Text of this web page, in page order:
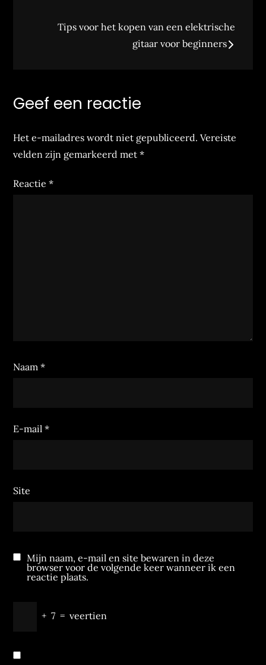
Tips voor het kopen van een elektrische
gitaar voor beginners
Geef een reactie
Het e-mailadres wordt niet gepubliceerd. Vereiste
velden zijn gemarkeerd met*
Reactie*
Naam*
E-mail*
Site
Mijn naam, e-mail en site bewaren in deze
browser voor de volgende keer wanneer ik een
reactie plaats.
+ 7 = veertien